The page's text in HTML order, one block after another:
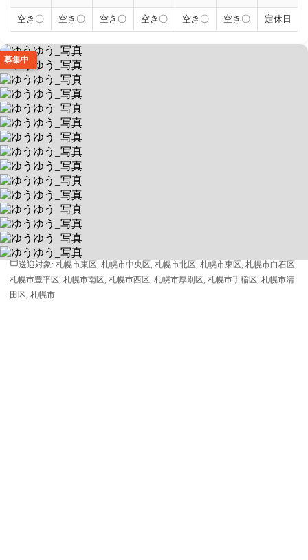
空き〇 空き〇 空き〇 空き〇 空き〇 空き〇 定休日
募集中
ゆうゆう
🩺【看護師常駐】医療的ケア対応👩‍⚕️
送迎あり 空きあり
平日 10:00～17:00 / 土
北海道札幌市東区北23条東16丁目1-3アルファスクエア元町 1F
送迎対象: 札幌市東区, 札幌市中央区, 札幌市北区, 札幌市東区, 札幌市白石区,
札幌市豊平区, 札幌市南区, 札幌市西区, 札幌市厚別区, 札幌市手稲区, 札幌市清
田区, 札幌市